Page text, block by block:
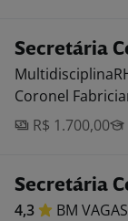
Secretária
Coronel
R$ 1.700,00
Secretária
4,3 BM